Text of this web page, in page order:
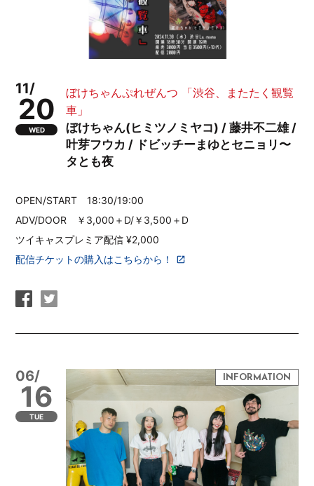
11/
20
WED
ぼけちゃんぷれぜんつ 「渋谷、またたく観覧
車」
ぼけちゃん(ヒミツノミヤコ) / 藤井不二雄 /
叶芽フウカ / ドビッチーまゆとセニョリ〜
タとも夜
OPEN/START 18:30/19:00
ADV/DOOR ￥3,000＋D/￥3,500＋D
ツイキャスプレミア配信 ¥2,000
配信チケットの購入はこちらから！
06/
16
TUE